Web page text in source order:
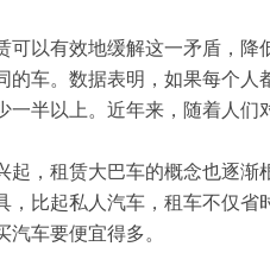
以有效地缓解这一矛盾，降
的车。数据表明，如果每个
一半以上。近年来，随着人
，租赁大巴车的概念也逐渐
，比起私人汽车，租车不仅
车要便宜得多。